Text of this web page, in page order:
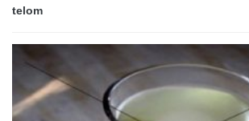
telom